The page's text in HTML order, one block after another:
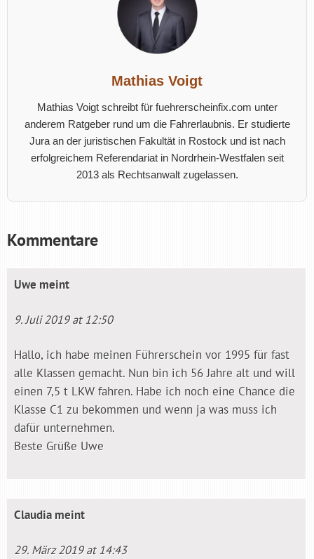
Mathias Voigt
Mathias Voigt schreibt für fuehrerscheinfix.com unter
anderem Ratgeber rund um die Fahrerlaubnis. Er studierte
Jura an der juristischen Fakultät in Rostock und ist nach
erfolgreichem Referendariat in Nordrhein-Westfalen seit
2013 als Rechtsanwalt zugelassen.
Kommentare
Uwe meint
9. Juli 2019 at 12:50
Hallo, ich habe meinen Führerschein vor 1995 für fast
alle Klassen gemacht. Nun bin ich 56 Jahre alt und will
einen 7,5 t LKW fahren. Habe ich noch eine Chance die
Klasse C1 zu bekommen und wenn ja was muss ich
dafür unternehmen.
Beste Grüße Uwe
Claudia meint
29. März 2019 at 14:43